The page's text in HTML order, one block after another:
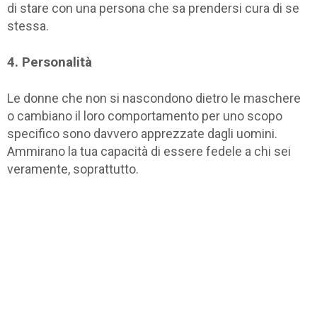
di stare con una persona che sa prendersi cura di se
stessa.
4. Personalità
Le donne che non si nascondono dietro le maschere
o cambiano il loro comportamento per uno scopo
specifico sono davvero apprezzate dagli uomini.
Ammirano la tua capacità di essere fedele a chi sei
veramente, soprattutto.